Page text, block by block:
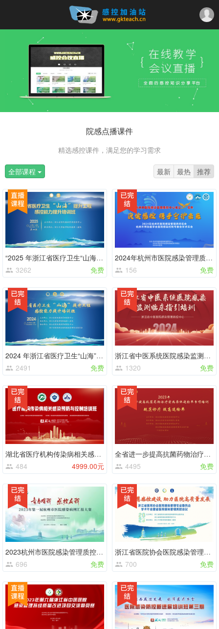
院感点播课件
精选感控课件，满足您的学习需求
全部课程 最新 最热 推荐
“2025 年浙江省医疗卫生“山海”提升 工程-感控能力提升培训班”
3262
免费
2024年杭州市医院感染管理质控年会
156
免费
2024 年浙江省医疗卫生“山海”提 升工程-感控能力提升培训班
2491
免费
浙江省中医系统医院感染监测临床指引培训课程
1320
免费
湖北省医疗机构传染病相关感染预防与控制培训班
484
4999.00元
全省进一步提高抗菌药物治疗前 病原体送检率专项培训
4495
免费
2023杭州市医院感染管理质控年会、杭州市预防医学会医院感染控制专委会年会暨“青春有我，感控在我”
696
免费
浙江省医院协会医院感染管理专业委员会 2023 年学术年会暨省医院感染管理质控会议—无直播
700
免费